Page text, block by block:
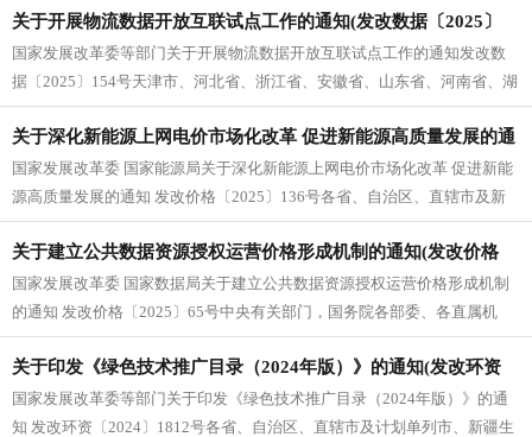
关于开展物流数据开放互联试点工作的通知(发改数据〔2025〕
154号)
国家发展改革委等部门关于开展物流数据开放互联试点工作的通知发改数
据〔2025〕154号天津市、河北省、浙江省、安徽省、山东省、河南省、湖
北省、广东省、海南省、重...
关于深化新能源上网电价市场化改革 促进新能源高质量发展的通
知(发改价格〔2025〕136号)
国家发展改革委 国家能源局关于深化新能源上网电价市场化改革 促进新能
源高质量发展的通知 发改价格〔2025〕136号各省、自治区、直辖市及新
疆生产建设兵团发展改...
关于建立公共数据资源授权运营价格形成机制的通知(发改价格
〔2025〕65号)
国家发展改革委 国家数据局关于建立公共数据资源授权运营价格形成机制
的通知 发改价格〔2025〕65号中央有关部门，国务院各部委、各直属机
构，最高人民法院、最高人...
关于印发《绿色技术推广目录（2024年版）》的通知(发改环资
〔2024〕1812号)
国家发展改革委等部门关于印发《绿色技术推广目录（2024年版）》的通
知 发改环资〔2024〕1812号各省、自治区、直辖市及计划单列市、新疆生